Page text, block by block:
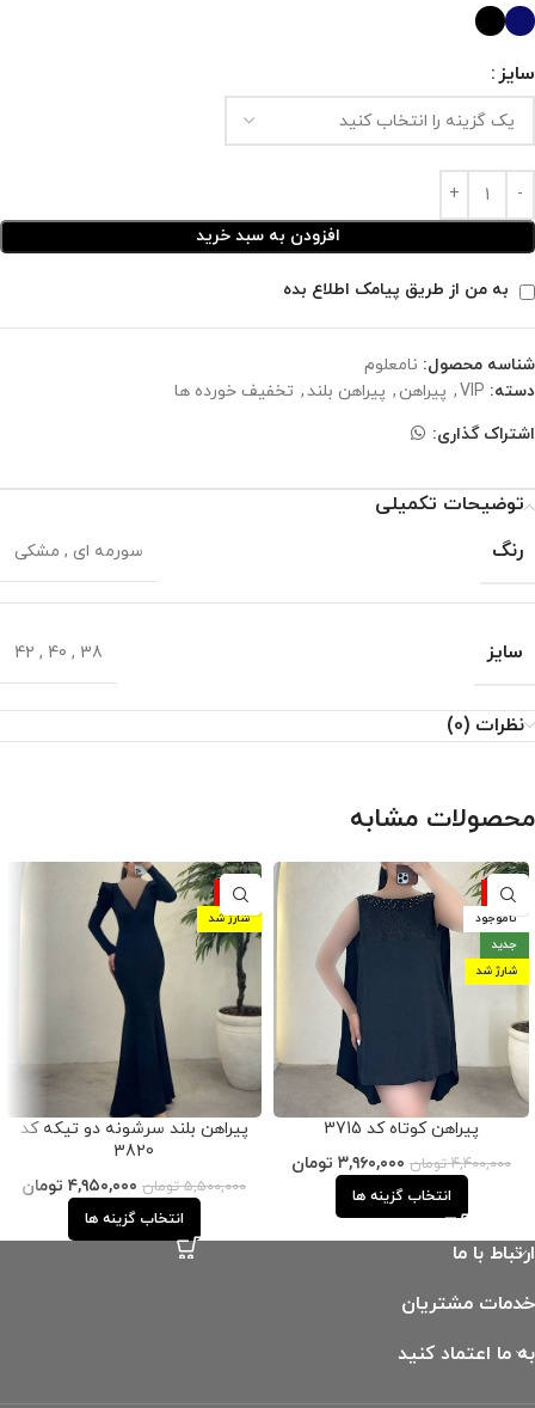
سایز
افزودن به سبد خرید
به من از طریق پیامک اطلاع بده
شناسه محصول: نامعلوم
دسته: VIP
, پیراهن , پیراهن بلند, تخفیف خورده ها
اشتراک گذاری:
توضیحات تکمیلی
رنگ
سورمه ای , مشکی
سایز 38
,
40
,
42
نظرات (0)
محصولات مشابه
-10%
ناموجود
جدید
شارژ شد
پیراهن کوتاه کد 3715
۴,۴۰۰,۰۰۰ تومان ۳,۹۶۰,۰۰۰ تومان
انتخاب گزینه ها
-10%
شارژ شد
پیراهن بلند سرشونه دو تیکه کد
3820
۵,۵۰۰,۰۰۰ تومان ۴,۹۵۰,۰۰۰ تومان
انتخاب گزینه ها
ارتباط با ما
خدمات مشتریان
به ما اعتماد کنید